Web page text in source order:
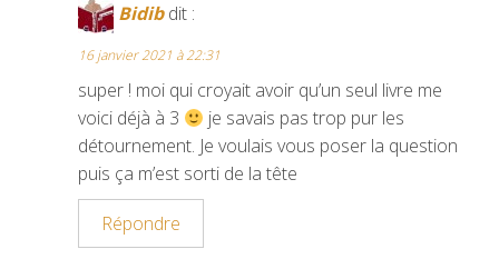
Bidib dit :
16 janvier 2021 à 22:31
super ! moi qui croyait avoir qu’un seul livre me
voici déjà à 3
je savais pas trop pur les
détournement. Je voulais vous poser la question
puis ça m’est sorti de la tête
Répondre